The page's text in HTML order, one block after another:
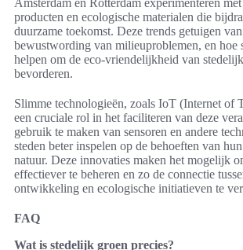
Amsterdam en Rotterdam experimenteren
producten en ecologische materialen die
duurzame toekomst. Deze trends getuigen
bewustwording van milieuproblemen, en hoe
helpen om de eco-vriendelijkheid van
bevorderen.
Slimme technologieën, zoals IoT (Internet of
een cruciale rol in het faciliteren van deze
gebruik te maken van sensoren en andere
steden beter inspelen op de behoeften van
natuur. Deze innovaties maken het mogelijk
effectiever te beheren en zo de connectie
ontwikkeling en ecologische initiatieven te
FAQ
Wat is stedelijk groen precies?